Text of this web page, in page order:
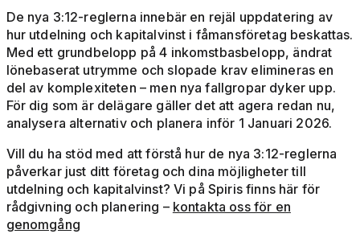
De nya 3:12-reglerna innebär en rejäl uppdatering av
hur utdelning och kapitalvinst i fåmansföretag beskattas.
Med ett grundbelopp på 4 inkomstbasbelopp, ändrat
lönebaserat utrymme och slopade krav elimineras en
del av komplexiteten – men nya fallgropar dyker upp.
För dig som är delägare gäller det att agera redan nu,
analysera alternativ och planera inför 1 Januari 2026.
Vill du ha stöd med att förstå hur de nya 3:12-reglerna
påverkar just ditt företag och dina möjligheter till
utdelning och kapitalvinst? Vi på Spiris finns här för
rådgivning och planering – kontakta oss för en
genomgång